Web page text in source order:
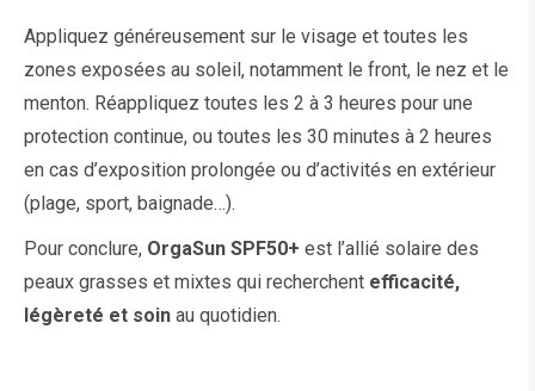
Appliquez généreusement sur le visage et toutes les
zones exposées au soleil, notamment le front, le nez et le
menton. Réappliquez toutes les 2 à 3 heures pour une
protection continue, ou toutes les 30 minutes à 2 heures
en cas d’exposition prolongée ou d’activités en extérieur
(plage, sport, baignade…).
Pour conclure, OrgaSun SPF50+ est l’allié solaire des
peaux grasses et mixtes qui recherchent efficacité,
légèreté et soin au quotidien.